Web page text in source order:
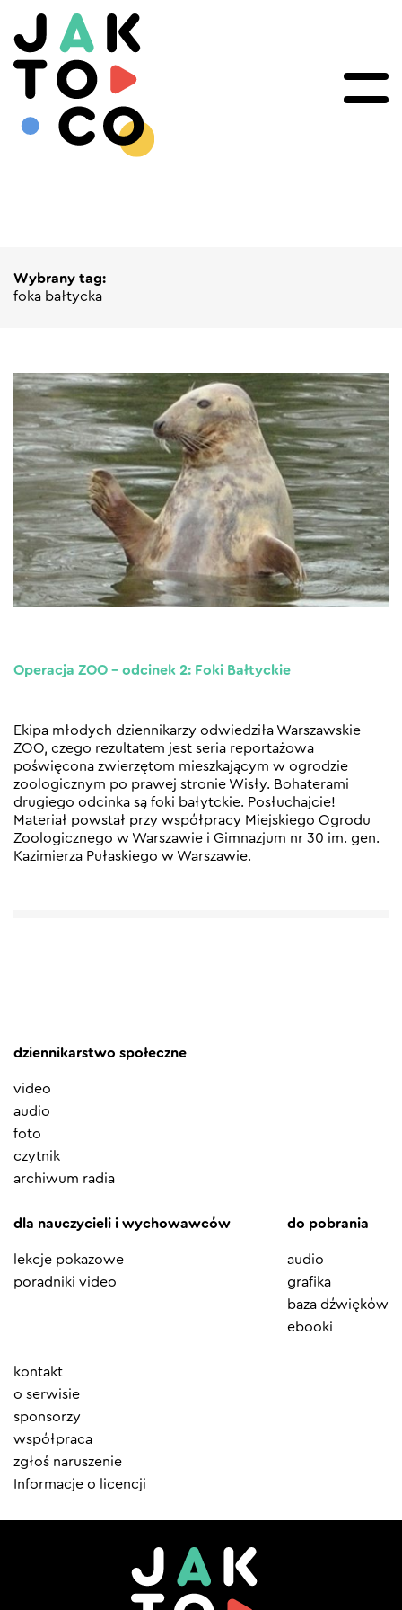
Wybrany tag:
foka bałtycka
Operacja ZOO – odcinek 2: Foki Bałtyckie
Ekipa młodych dziennikarzy odwiedziła Warszawskie
ZOO, czego rezultatem jest seria reportażowa
poświęcona zwierzętom mieszkającym w ogrodzie
zoologicznym po prawej stronie Wisły. Bohaterami
drugiego odcinka są foki bałytckie. Posłuchajcie!
Materiał powstał przy współpracy Miejskiego Ogrodu
Zoologicznego w Warszawie i Gimnazjum nr 30 im. gen.
Kazimierza Pułaskiego w Warszawie.
dziennikarstwo społeczne
video
audio
foto
czytnik
archiwum radia
dla nauczycieli i wychowawców
lekcje pokazowe
poradniki video
do pobrania
audio
grafika
baza dźwięków
ebooki
Element
menu
kontakt
o serwisie
sponsorzy
współpraca
zgłoś naruszenie
Informacje o licencji